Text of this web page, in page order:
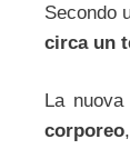
Secondo
circa un
La
corporeo